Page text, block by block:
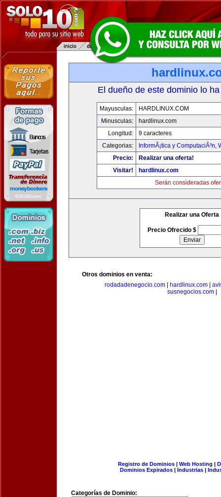
El dueño de este dominio lo
Mayusculas:
HARDLINUX.COM
Minusculas:
hardlinux.com
Longitud:
9 caracteres
Categorias:
InformÃ¡tica y ComputaciÃ³n,
Precio:
Realizar una oferta!
Visitar!
hardlinux.com
Serán consideradas
Realizar una Oferta
Precio Ofrecido $
Otros dominios en venta:
rodadadenegocio.com| hardlinux.com|
susnegocios.com|
Registro de Dominios| Web Hosting |
Dominios Expirados | Industrias |
Categorías de Dominio: